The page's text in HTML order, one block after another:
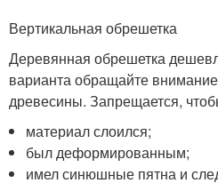
Вертикальная обрешетка
Деревянная обрешетка
варианта обращайте
древесины. Запрещается,
материал слоился;
был деформированным;
имел синюшные пятна и